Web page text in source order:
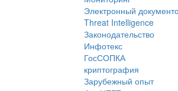
Электронный
Threat Intelligence
Законодательство
Инфотекс
ГосСОПКА
криптография
Зарубежный опыт